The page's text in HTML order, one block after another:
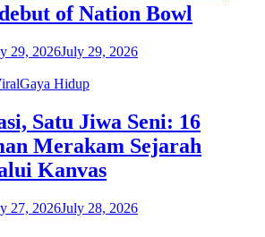
of Nation Bowl
29, 2026July 29, 2026
Gaya Hidup
Satu Jiwa Seni: 16
Merakam Sejarah
Kanvas
27, 2026July 28, 2026